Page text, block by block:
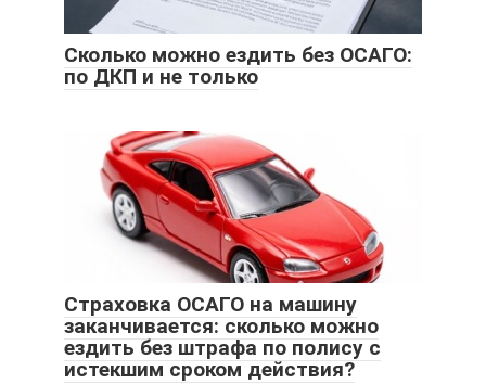
Сколько можно ездить без ОСАГО:
по ДКП и не только
Страховка ОСАГО на машину
заканчивается: сколько можно
ездить без штрафа по полису с
истекшим сроком действия?